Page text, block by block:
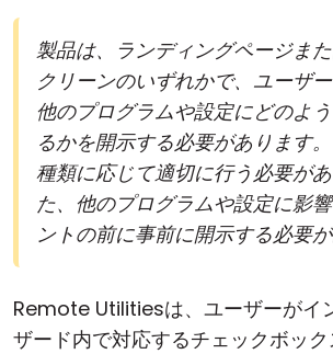
製品は、ランディングページま
クリーンのいずれかで、ユーザ
他のプログラムや設定にどのよ
るかを開示する必要があります
種類に応じて適切に行う必要が
た、他のプログラムや設定に影
ントの前に事前に開示する必要が
Remote Utilitiesは、ユーザーがイ
ザード内で対応するチェックボッ